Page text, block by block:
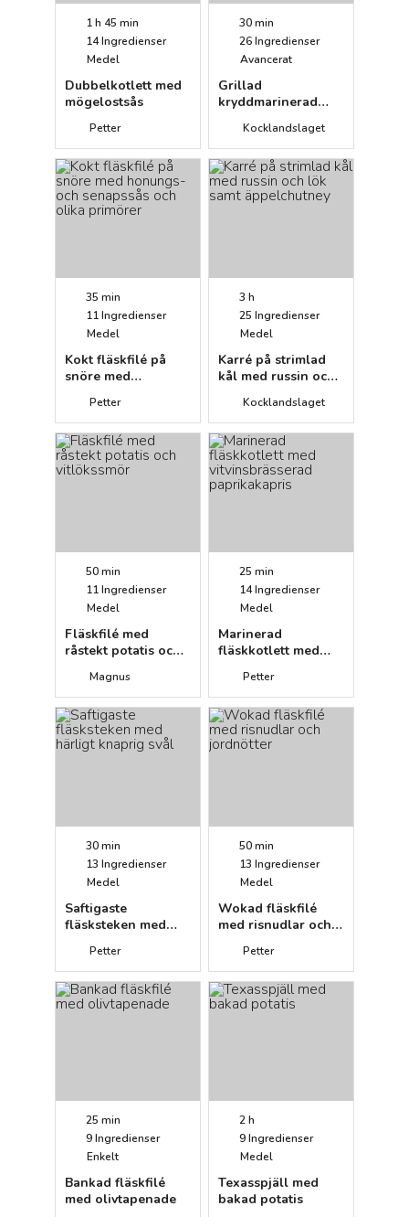
1 h 45 min
14Ingredienser
Medel
Dubbelkotlett med
mögelostsås
Petter
30 min
26Ingredienser
Avancerat
Grillad
kryddmarinerad
dragonrisotto
Kocklandslaget
35 min
11Ingredienser
Medel
Kokt fläskfilé på
snöre med
senapssås och olika
primörer
Petter
3 h
25 Ingredienser
Medel
Karré på strimlad
kål med russin och
äppelchutney
Kocklandslaget
50 min
11Ingredienser
Medel
Fläskfilé med
råstekt potatis och
Magnus
25 min
14Ingredienser
Medel
Marinerad
fläskkotlett med
paprikakapris
Petter
30 min
13 Ingredienser
Medel
Saftigaste
fläsksteken med
Petter
50 min
13 Ingredienser
Medel
Wokad fläskfilé
med risnudlar och
Petter
25 min
9Ingredienser
Enkelt
Bankad fläskfilé
med olivtapenade
2 h
9Ingredienser
Medel
Texasspjäll med
bakad potatis